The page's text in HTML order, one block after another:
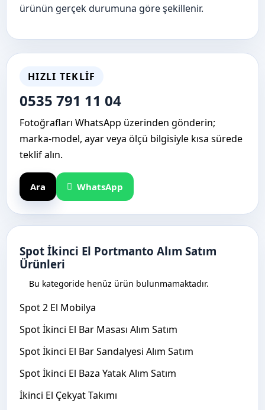
ürünün gerçek durumuna göre şekillenir.
HIZLI TEKLIF
0535 791 11 04
Fotoğrafları WhatsApp üzerinden gönderin;
marka-model, ayar veya ölçü bilgisiyle kısa sürede
teklif alın.
Ara WhatsApp
Spot İkinci El Portmanto Alım Satım
Ürünleri
Bu kategoride henüz ürün bulunmamaktadır.
Spot 2 El Mobilya
Spot İkinci El Bar Masası Alım Satım
Spot İkinci El Bar Sandalyesi Alım Satım
Spot İkinci El Baza Yatak Alım Satım
İkinci El Çekyat Takımı